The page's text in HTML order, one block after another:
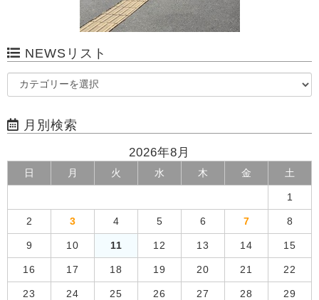
NEWSリスト
月別検索
2026年8月
日 月 火 水 木 金 土
1
2 3 4 5 6 7 8
9 10 11 12 13 14 15
16 17 18 19 20 21 22
23 24 25 26 27 28 29